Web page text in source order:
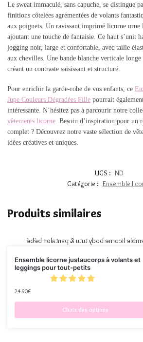
Le sweat immaculé, sans capuche, se distingue
finitions côtelées agrémentées de volants
aux poignets. Un ravissant imprimé licorne orne
ajoutant une touche de fantaisie. Ce haut s’unit
jogging noir, large et confortable, avec taille
aux chevilles. Une bande blanche verticale longe
créant un contraste saisissant et structuré.
Pour enrichir la garde-robe de vos enfants, ce
Jupe Couleurs Dégradées Fille pourrait
intéressante. N’hésitez pas à parcourir notre
vêtements licorne. Besoin d’inspiration pour un
complet ? Découvrez notre vaste sélection de
idées créatives et uniques.
UGS : ND
Catégorie : Ensemble
Produits similaires
Ensemble licorne justaucorps à volants et
leggings pour tout-petits
24.90€
Choix des options